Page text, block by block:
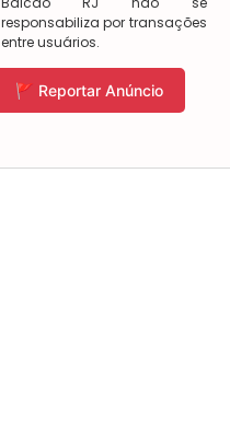
responsabiliza por transações
entre usuários.
🚩 Reportar Anúncio